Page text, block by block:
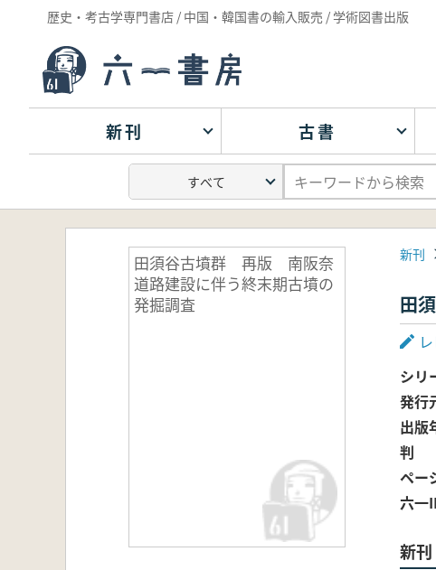
歴史・考古学専門書店 / 中国・韓国書の輸入販売 / 学術図書出版
新刊 古書
田須谷古墳群 再版 南阪奈
道路建設に伴う終末期古墳の
発掘調査
新刊
田
シリ
発行
出版
判
ペー
六一
新